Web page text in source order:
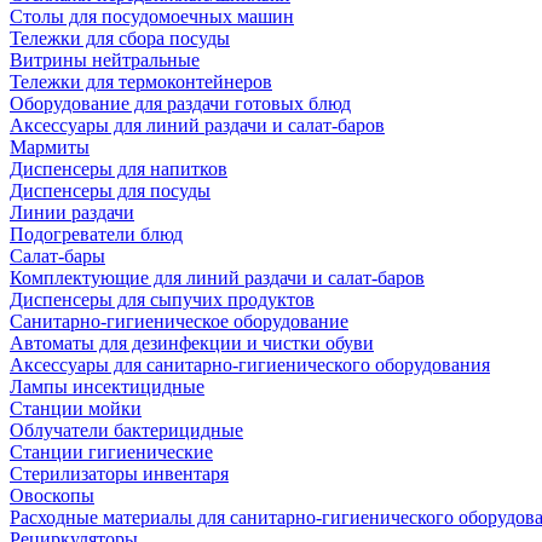
Столы для посудомоечных машин
Тележки для сбора посуды
Витрины нейтральные
Тележки для термоконтейнеров
Оборудование для раздачи готовых блюд
Аксессуары для линий раздачи и салат-баров
Мармиты
Диспенсеры для напитков
Диспенсеры для посуды
Линии раздачи
Подогреватели блюд
Салат-бары
Комплектующие для линий раздачи и салат-баров
Диспенсеры для сыпучих продуктов
Санитарно-гигиеническое оборудование
Автоматы для дезинфекции и чистки обуви
Аксессуары для санитарно-гигиенического оборудования
Лампы инсектицидные
Станции мойки
Облучатели бактерицидные
Станции гигиенические
Стерилизаторы инвентаря
Овоскопы
Расходные материалы для санитарно-гигиенического